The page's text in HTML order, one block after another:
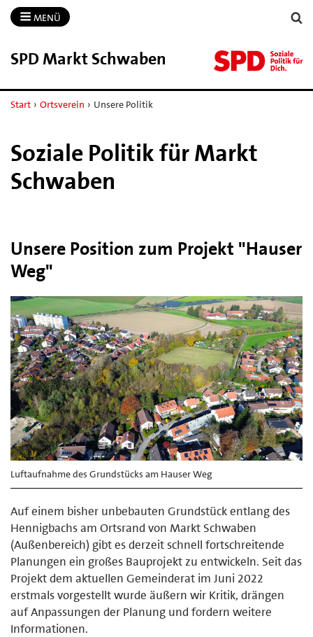
MENÜ
SPD Markt Schwaben
Start › Ortsverein › Unsere Politik
Soziale Politik für Markt
Schwaben
Unsere Position zum Projekt "Hauser
Weg"
Luftaufnahme des Grundstücks am Hauser Weg
Auf einem bisher unbebauten Grundstück entlang des
Hennigbachs am Ortsrand von Markt Schwaben
(Außenbereich) gibt es derzeit schnell fortschreitende
Planungen ein großes Bauprojekt zu entwickeln. Seit das
Projekt dem aktuellen Gemeinderat im Juni 2022
erstmals vorgestellt wurde äußern wir Kritik, drängen
auf Anpassungen der Planung und fordern weitere
Informationen.